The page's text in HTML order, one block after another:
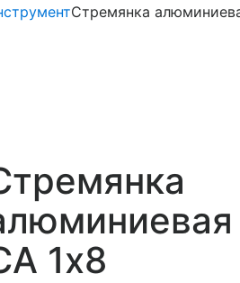
Стремянка
1х8